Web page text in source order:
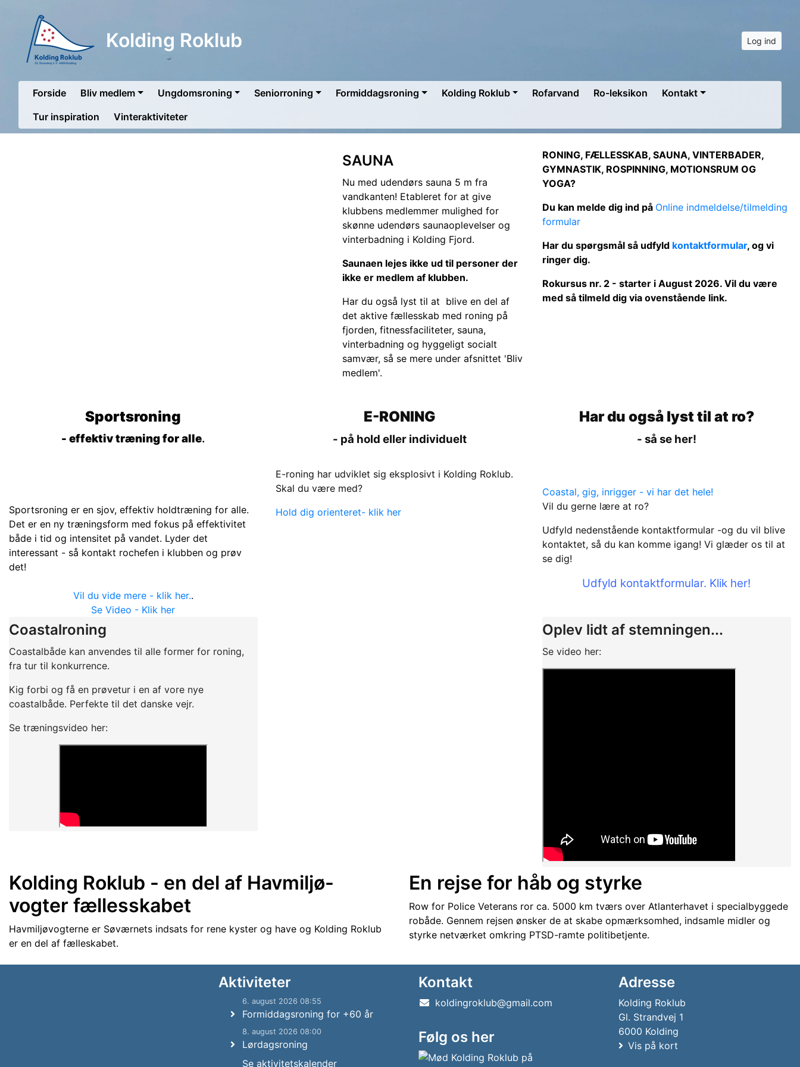
Kolding Roklub Log ind
Forside Bliv medlem Ungdomsroning Seniorroning Formiddagsroning Kolding Roklub Rofarvand Ro-leksikon
Kontakt
Tur inspiration
Vinteraktiviteter
SAUNA
Nu med udendørs sauna 5 m fra
vandkanten! Etableret for at give
klubbens medlemmer mulighed for
skønne udendørs saunaoplevelser og
vinterbadning i Kolding Fjord.
Saunaen lejes ikke ud til personer der
ikke er medlem af klubben.
Har du også lyst til at blive en del af
det aktive fællesskab med roning på
fjorden, fitnessfaciliteter, sauna,
vinterbadning og hyggeligt socialt
samvær, så se mere under afsnittet 'Bliv
medlem'.
RONING, FÆLLESSKAB, SAUNA, VINTERBADER,
GYMNASTIK, ROSPINNING, MOTIONSRUM OG
YOGA?
Du kan melde dig ind på Online indmeldelse/tilmelding
formular
Har du spørgsmål så udfyld kontaktformular, og vi
ringer dig.
Rokursus nr. 2 - starter i August 2026. Vil du være
med så tilmeld dig via ovenstående link.
Sportsroning
- effektiv træning for alle.
Sportsroning er en sjov, effektiv holdtræning for alle.
Det er en ny træningsform med fokus på effektivitet
både i tid og intensitet på vandet. Lyder det
interessant - så kontakt rochefen i klubben og prøv
det!
Vil du vide mere - klik her..
Se Video - Klik her
E-RONING
- på hold eller individuelt
E-roning har udviklet sig eksplosivt i Kolding Roklub.
Skal du være med?
Hold dig orienteret- klik her
Har du også lyst til at ro?
- så se her!
Coastal, gig, inrigger - vi har det hele!
Vil du gerne lære at ro?
Udfyld nedenstående kontaktformular -og du vil blive
kontaktet, så du kan komme igang! Vi glæder os til at
se dig!
Udfyld kontaktformular. Klik her!
Coastalroning
Coastalbåde kan anvendes til alle former for roning,
fra tur til konkurrence.
Kig forbi og få en prøvetur i en af vore nye
coastalbåde. Perfekte til det danske vejr.
Se træningsvideo her:
Oplev lidt af stemningen...
Se video her:
Kolding Roklub - en del af Havmiljø-
vogter fællesskabet
Havmiljøvogterne er Søværnets indsats for rene kyster og have og Kolding Roklub
er en del af fælleskabet.
En rejse for håb og styrke
Row for Police Veterans ror ca. 5000 km tværs over Atlanterhavet i specialbyggede
robåde. Gennem rejsen ønsker de at skabe opmærksomhed, indsamle midler og
styrke netværket omkring PTSD-ramte politibetjente.
Aktiviteter
6. august 2026 08:55
Formiddagsroning for +60 år
8. august 2026 08:00
Lørdagsroning
Se aktivitetskalender
Kontakt
koldingroklub@gmail.com
Følg os her
Adresse
Kolding Roklub
Gl. Strandvej 1
6000 Kolding
Vis på kort